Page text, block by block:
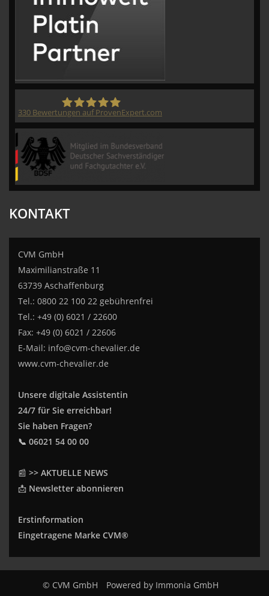
330 Bewertungen auf ProvenExpert.com
KONTAKT
CVM GmbH
Maximilianstraße 11
63739 Aschaffenburg
Tel.: 0800 22 100 22 gebührenfrei
Tel.: +49 (0) 6021 / 22600
Fax: +49 (0) 6021 / 22606
E-Mail: info@cvm-chevalier.de
www.cvm-chevalier.de
Unsere digitale Assistentin
24/7 für Sie erreichbar!
Sie haben Fragen?
📞 06021 54 00 00
📰 >> AKTUELLE NEWS
📩 Newsletter abonnieren
Erstinformation
Eingetragene Marke CVM®
© CVM GmbH Powered by Immonia GmbH